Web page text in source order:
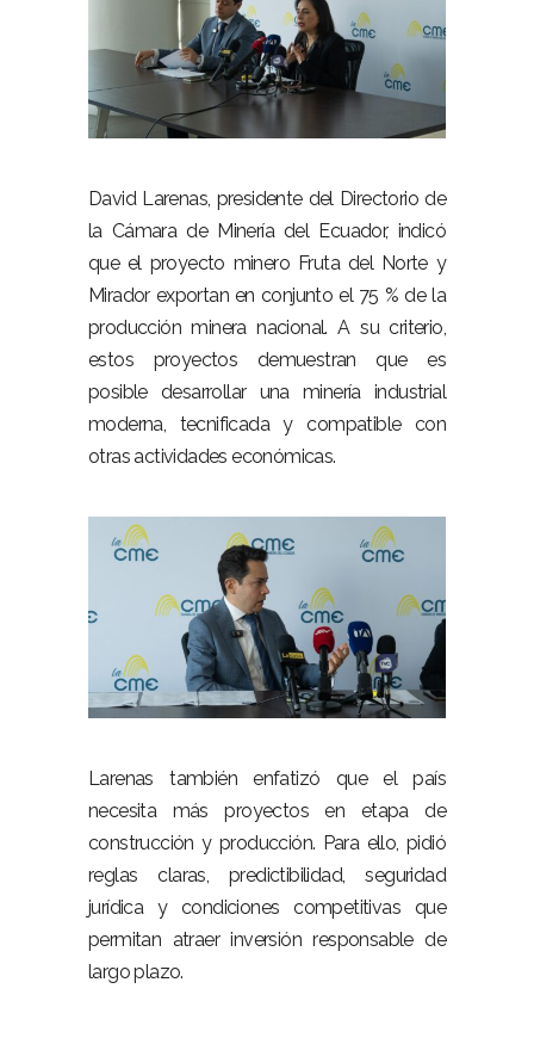
David Larenas, presidente del Directorio de
la Cámara de Minería del Ecuador, indicó
que el proyecto minero Fruta del Norte y
Mirador exportan en conjunto el 75 % de la
producción minera nacional. A su criterio,
estos proyectos demuestran que es
posible desarrollar una minería industrial
moderna, tecnificada y compatible con
otras actividades económicas.
Larenas también enfatizó que el país
necesita más proyectos en etapa de
construcción y producción. Para ello, pidió
reglas claras, predictibilidad, seguridad
jurídica y condiciones competitivas que
permitan atraer inversión responsable de
largo plazo.